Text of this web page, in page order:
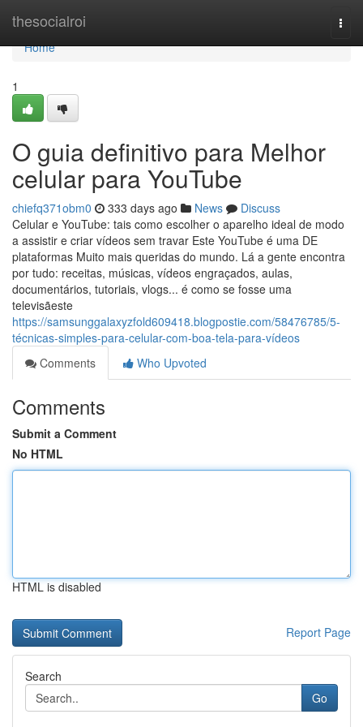
thesocialroi
Home
Home
1
O guia definitivo para Melhor
celular para YouTube
chiefq371obm0 333 days ago News
Discuss
Celular e YouTube: tais como escolher o aparelho ideal de modo
a assistir e criar vídeos sem travar Este YouTube é uma DE
plataformas Muito mais queridas do mundo. Lá a gente encontra
por tudo: receitas, músicas, vídeos engraçados, aulas,
documentários, tutoriais, vlogs... é como se fosse uma
televisãeste
https://samsunggalaxyzfold609418.blogpostie.com/58476785/5-
técnicas-simples-para-celular-com-boa-tela-para-vídeos
Comments
Who Upvoted
Comments
Submit a Comment
No HTML
HTML is disabled
Report Page
Search
Go